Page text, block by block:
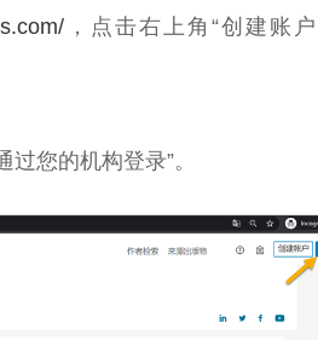
，点击右上角“创建账
您的机构登录”。